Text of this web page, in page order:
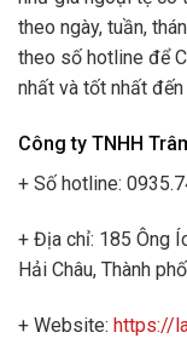
theo ngày, tuần,
theo số hotline để
nhất và tốt nhất đến
Công ty TNHH
+ Số hotline:
+ Địa chỉ: 185 Ông
Hải Châu, Thành
+ Website: https://